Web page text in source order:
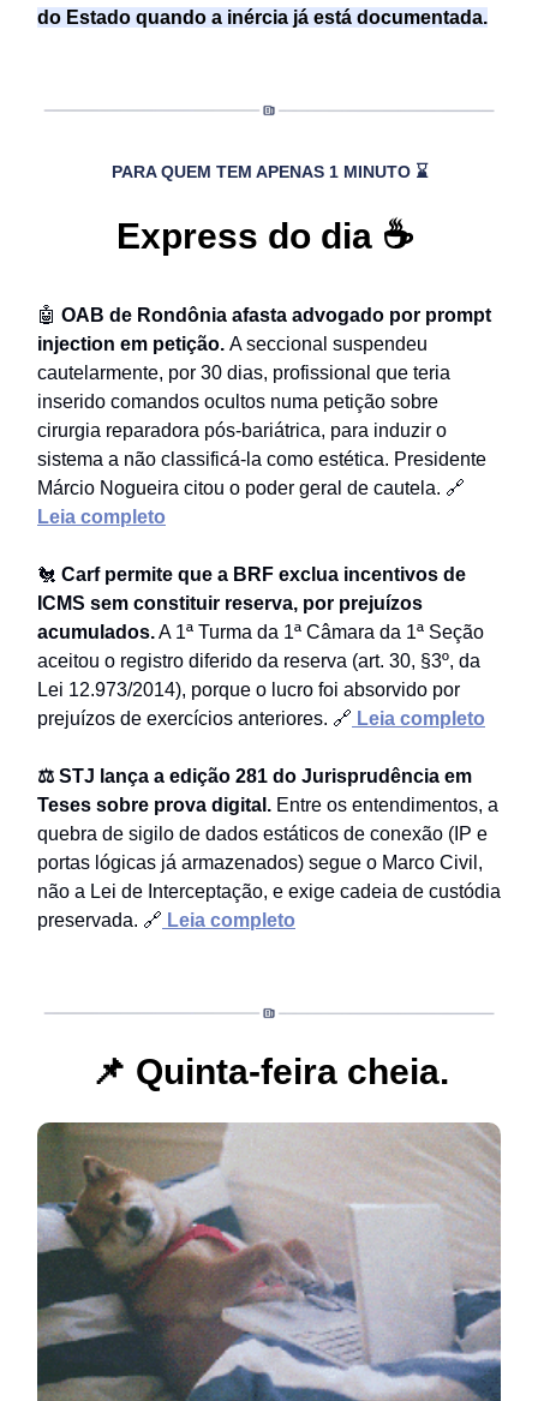
do Estado quando a inércia já está documentada.
PARA QUEM TEM APENAS 1 MINUTO ⌛
Express do dia ☕
🤖 OAB de Rondônia afasta advogado por prompt
injection em petição. A seccional suspendeu
cautelarmente, por 30 dias, profissional que teria
inserido comandos ocultos numa petição sobre
cirurgia reparadora pós-bariátrica, para induzir o
sistema a não classificá-la como estética. Presidente
Márcio Nogueira citou o poder geral de cautela. 🔗
Leia completo
🐔 Carf permite que a BRF exclua incentivos de
ICMS sem constituir reserva, por prejuízos
acumulados.A 1ª Turma da 1ª Câmara da 1ª Seção
aceitou o registro diferido da reserva (art. 30, §3º, da
Lei 12.973/2014), porque o lucro foi absorvido por
prejuízos de exercícios anteriores. 🔗 Leia completo
⚖️ STJ lança a edição 281 do Jurisprudência em
Teses sobre prova digital. Entre os entendimentos, a
quebra de sigilo de dados estáticos de conexão (IP e
portas lógicas já armazenados) segue o Marco Civil,
não a Lei de Interceptação, e exige cadeia de custódia
preservada. 🔗 Leia completo
📌 Quinta-feira cheia.